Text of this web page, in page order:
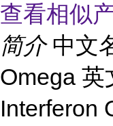
查看相似
简介 中文
Omega 英
Interferon